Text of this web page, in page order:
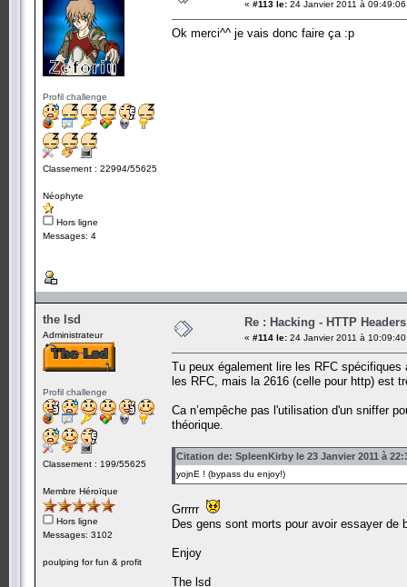
Profil challenge
Classement : 22994/55625
Néophyte
Hors ligne
Messages: 4
« #113 le: 24 Janvier 2011 à
Ok merci^^ je vais donc faire ça :p
the lsd
Administrateur
Profil challenge
Classement : 199/55625
Membre Héroïque
Hors ligne
Messages: 3102
poulping for fun & profit
Re : Hacking - HTTP Headers
« #114 le: 24 Janvier 2011 à
Tu peux également lire les RFC
les RFC, mais la 2616 (celle pour http) est
Ca n’empêche pas l'utilisation d'un sniffer
théorique.
Citation de: SpleenKirby le 23 Janvier 2011 à
yojnE ! (bypass du enjoy!)
Grrrrr
Des gens sont morts pour avoir essayer
Enjoy
The lsd